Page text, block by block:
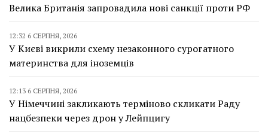
Велика Британія запровадила нові санкції проти РФ
12:32 6 СЕРПНЯ, 2026
У Києві викрили схему незаконного сурогатного
материнства для іноземців
12:13 6 СЕРПНЯ, 2026
У Німеччині закликають терміново скликати Раду
нацбезпеки через дрон у Лейпцигу